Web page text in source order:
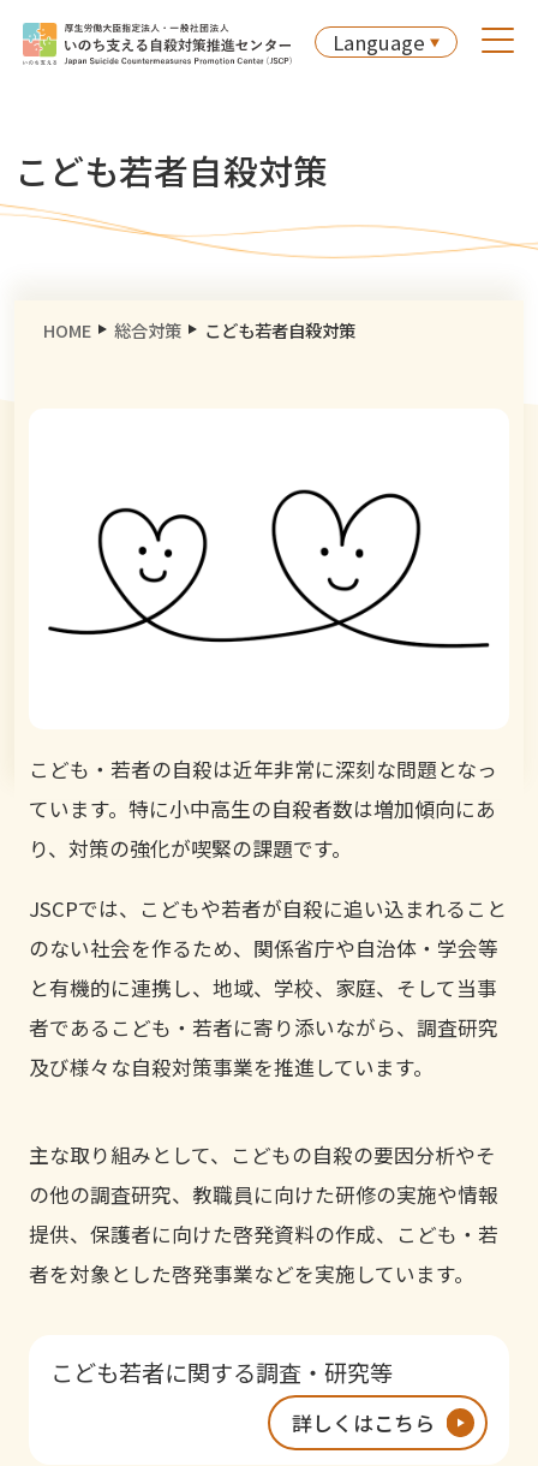
Language
こども若者自殺対策
HOME 総合対策 こども若者自殺対策
こども・若者の自殺は近年非常に深刻な問題となっ
ています。特に小中高生の自殺者数は増加傾向にあ
り、対策の強化が喫緊の課題です。
JSCPでは、こどもや若者が自殺に追い込まれること
のない社会を作るため、関係省庁や自治体・学会等
と有機的に連携し、地域、学校、家庭、そして当事
者であるこども・若者に寄り添いながら、調査研究
及び様々な自殺対策事業を推進しています。
主な取り組みとして、こどもの自殺の要因分析やそ
の他の調査研究、教職員に向けた研修の実施や情報
提供、保護者に向けた啓発資料の作成、こども・若
者を対象とした啓発事業などを実施しています。
こども若者に関する調査・研究等
詳しくはこちら